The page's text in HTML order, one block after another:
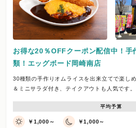
お得な20％OFFクーポン配信中！手
類！エッグボード岡崎南店
30種類の手作りオムライスを出来立てで楽し
＆ミニサラダ付き、テイクアウトも人気です。
平均予算
￥1,000～ ￥1,000～